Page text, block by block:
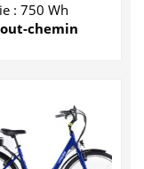
: 750 Wh
chemin